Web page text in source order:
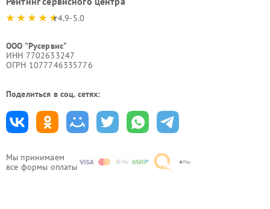
Мы принимаем
все формы оплаты
4.9-5.0
ООО "Русервис"
ИНН 7702633247
ОГРН 1077746335776
Поделиться в соц. сетях: